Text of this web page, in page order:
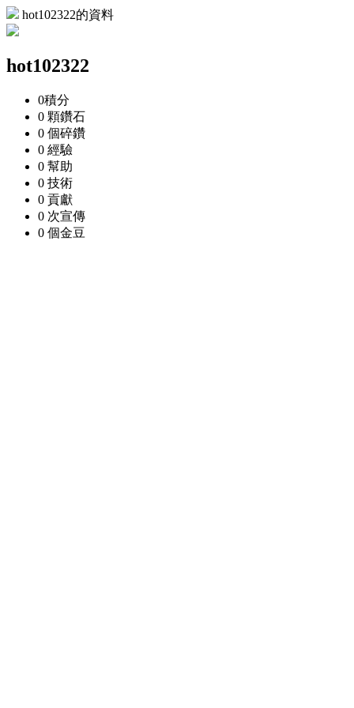
hot102322的資料
hot102322
0積分
0 顆鑽石
0 個碎鑽
0 經驗
0 幫助
0 技術
0 貢獻
0 次宣傳
0 個金豆